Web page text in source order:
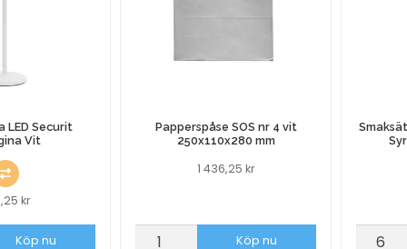
LED Securit
Vit
kr
Köp nu
Papperspåse SOS nr 4 vit
250x110x280 mm
1 436,25 kr
Papperspåse
Köp nu